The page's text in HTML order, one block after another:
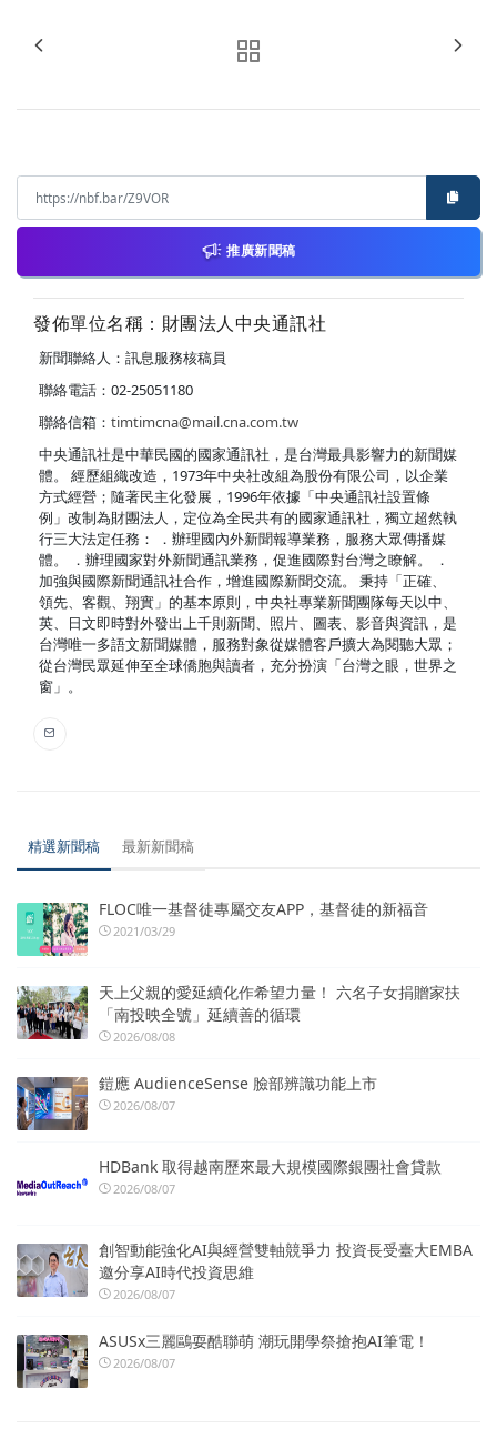
推廣新聞稿
發佈單位名稱：財團法人中央通訊社
新聞聯絡人：訊息服務核稿員
聯絡電話：02-25051180
聯絡信箱： timtimcna@mail.cna.com.tw
中央通訊社是中華民國的國家通訊社，是台灣最具影響力的新聞媒
體。 經歷組織改造，1973年中央社改組為股份有限公司，以企業
方式經營；隨著民主化發展，1996年依據「中央通訊社設置條
例」改制為財團法人，定位為全民共有的國家通訊社，獨立超然執
行三大法定任務： ．辦理國內外新聞報導業務，服務大眾傳播媒
體。 ．辦理國家對外新聞通訊業務，促進國際對台灣之瞭解。 ．
加強與國際新聞通訊社合作，增進國際新聞交流。 秉持「正確、
領先、客觀、翔實」的基本原則，中央社專業新聞團隊每天以中、
英、日文即時對外發出上千則新聞、照片、圖表、影音與資訊，是
台灣唯一多語文新聞媒體，服務對象從媒體客戶擴大為閱聽大眾；
從台灣民眾延伸至全球僑胞與讀者，充分扮演「台灣之眼，世界之
窗」。
精選新聞稿 最新新聞稿
FLOC唯一基督徒專屬交友APP，基督徒的新福音
2021/03/29
天上父親的愛延續化作希望力量！ 六名子女捐贈家扶
「南投映全號」延續善的循環
2026/08/08
鎧應 AudienceSense 臉部辨識功能上市
2026/08/07
HDBank 取得越南歷來最大規模國際銀團社會貸款
2026/08/07
創智動能強化AI與經營雙軸競爭力 投資長受臺大EMBA
邀分享AI時代投資思維
2026/08/07
ASUSx三麗鷗耍酷聯萌 潮玩開學祭搶抱AI筆電！
2026/08/07